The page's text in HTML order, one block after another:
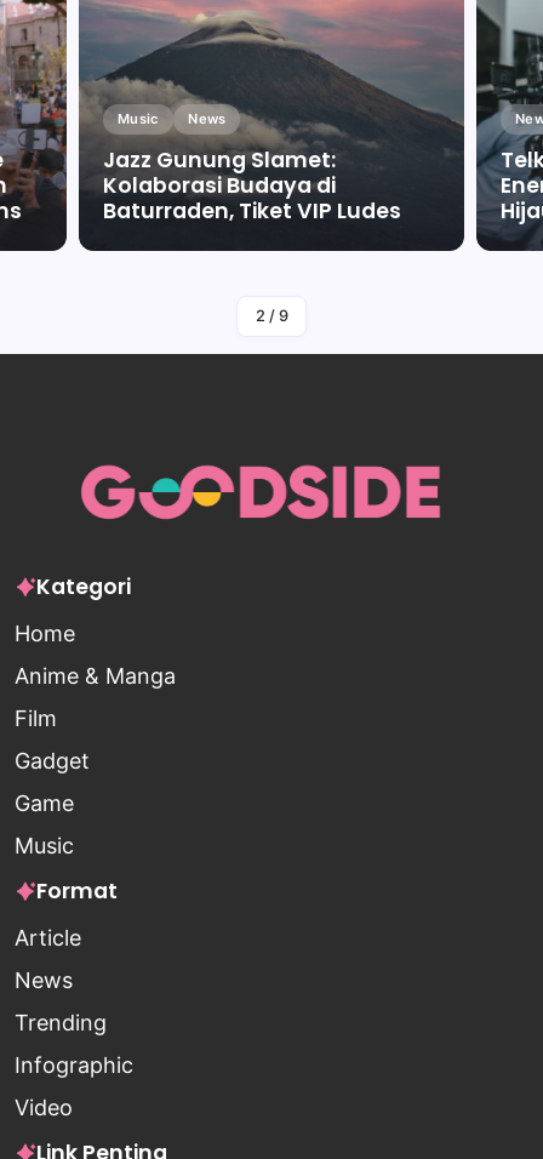
Music News
Jazz Gunung Slamet:
Kolaborasi Budaya di
Baturraden, Tiket VIP Ludes
By Falah Malaika Az Zahra
2 / 9
Kategori
Home
Anime & Manga
Film
Gadget
Game
Music
Format
Article
News
Trending
Infographic
Video
Link Penting